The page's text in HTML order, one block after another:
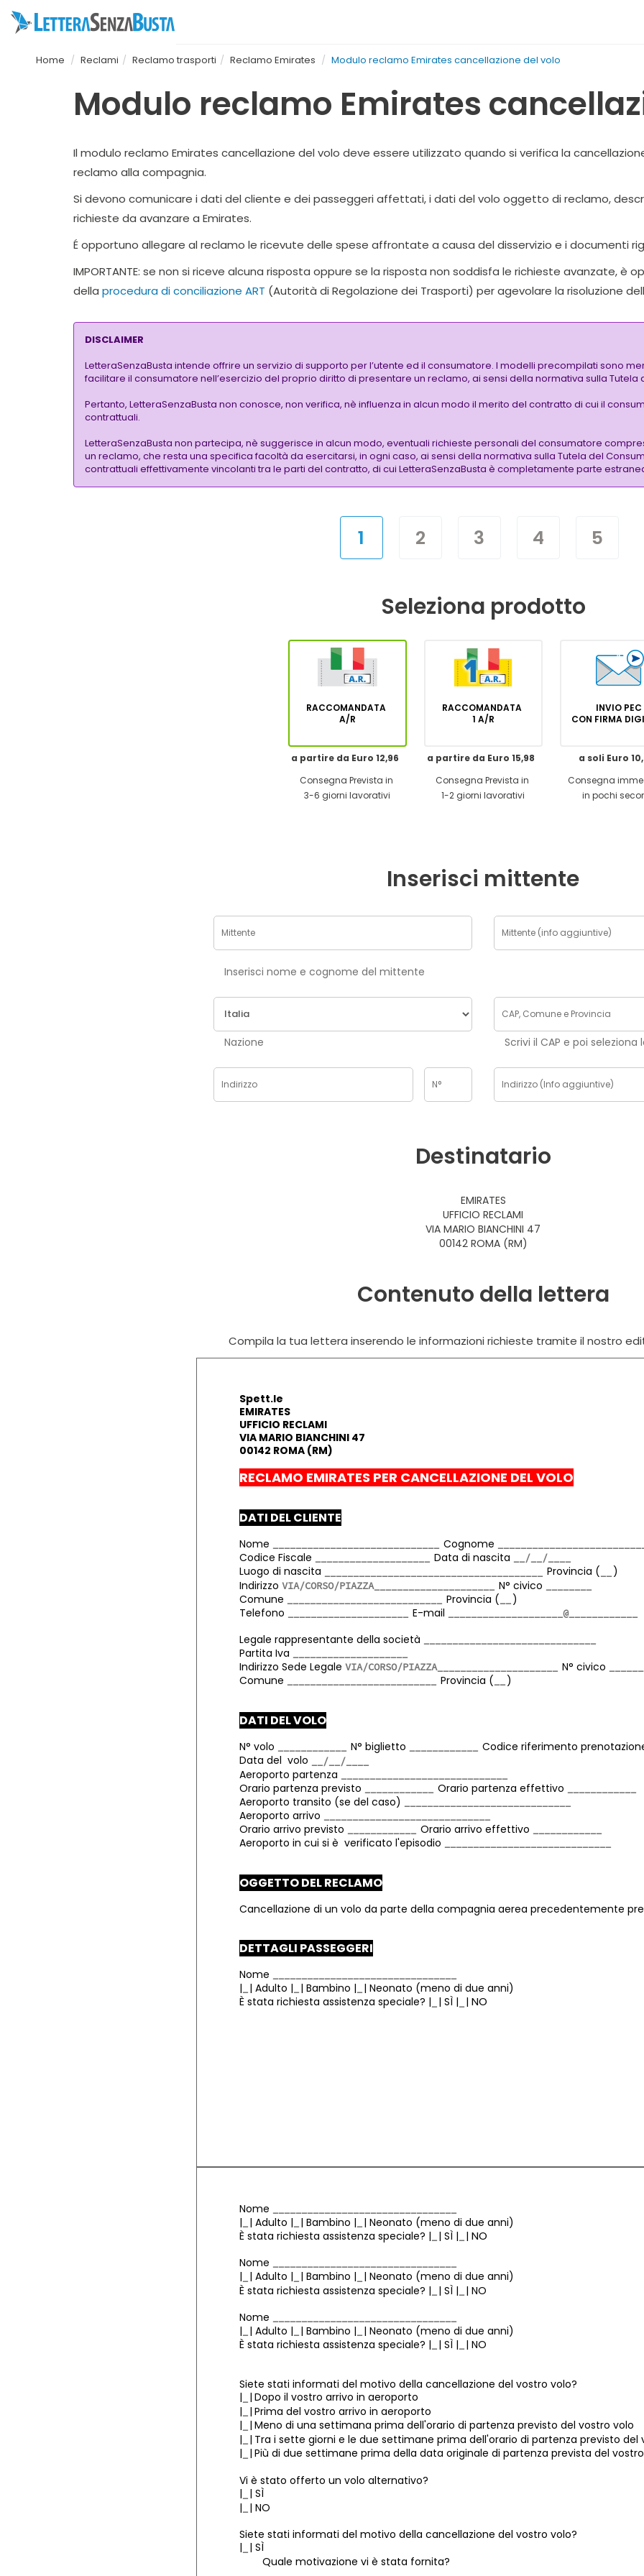
Home Reclami Reclamo trasporti Reclamo Emirates Modulo reclamo Emirates cancellazione del volo
Modulo reclamo Emirates
Il modulo reclamo Emirates cancellazione del volo deve essere utilizzato quando si verifica la
reclamo alla compagnia.
Si devono comunicare i dati del cliente e dei passeggeri affettati, i dati del volo oggetto di reclamo,
richieste da avanzare a Emirates.
É opportuno allegare al reclamo le ricevute delle spese affrontate a causa del disservizio e i documenti
IMPORTANTE: se non si riceve alcuna risposta oppure se la risposta non soddisfa le richieste avanzate, è
della procedura di conciliazione ART (Autorità di Regolazione dei Trasporti) per agevolare la risoluzione
DISCLAIMER
LetteraSenzaBusta intende offrire un servizio di supporto per l’utente ed il consumatore. I modelli precompilati sono
facilitare il consumatore nell’esercizio del proprio diritto di presentare un reclamo, ai sensi della normativa sulla Tutela
Pertanto, LetteraSenzaBusta non conosce, non verifica, nè influenza in alcun modo il merito del contratto di cui il
contrattuali.
LetteraSenzaBusta non partecipa, nè suggerisce in alcun modo, eventuali richieste personali del consumatore
un reclamo, che resta una specifica facoltà da esercitarsi, in ogni caso, ai sensi della normativa sulla Tutela del
contrattuali effettivamente vincolanti tra le parti del contratto, di cui LetteraSenzaBusta è completamente parte
1 2 3 4 5
Seleziona prodotto
RACCOMANDATA
A/R
a partire da Euro 12,96
Consegna Prevista in
3-6 giorni lavorativi
RACCOMANDATA
1 A/R
a partire da Euro 15,98
Consegna Prevista in
1-2 giorni lavorativi
INVIO PEC
CON FIRMA
a soli Euro
Consegna
in pochi
Inserisci mittente
Inserisci nome e cognome del mittente
Nazione Scrivi il CAP e poi
Destinatario
EMIRATES
UFFICIO RECLAMI
VIA MARIO BIANCHINI 47
00142 ROMA (RM)
Contenuto della lettera
Compila la tua lettera inserendo le informazioni richieste tramite il nostro
Spett.le
EMIRATES
UFFICIO RECLAMI
VIA MARIO BIANCHINI 47
00142 ROMA (RM)
RECLAMO EMIRATES PER CANCELLAZIONE DEL VOLO
DATI DEL CLIENTE
Nome
Cognome
Codice Fiscale
Data di nascita
Luogo di nascita
Provincia (
)
Indirizzo
N° civico
Comune
Provincia (
)
Telefono
E-mail
Legale rappresentante della società
Partita Iva
Indirizzo Sede Legale
N° civico
Comune
Provincia ( )
DATI DEL VOLO
N° volo N° biglietto
Codice riferimento
Data del volo
Aeroporto partenza
Orario partenza previsto
Orario partenza effettivo
Aeroporto transito (se del caso)
Aeroporto arrivo
Orario arrivo previsto
Orario arrivo effettivo
Aeroporto in cui si è verificato l'episodio
OGGETTO DEL RECLAMO
Cancellazione di un volo da parte della compagnia aerea precedentemente
DETTAGLI PASSEGGERI
Nome
| | Adulto | | Bambino | | Neonato (meno di due anni)
È stata richiesta assistenza speciale? | | SÌ | | NO
Nome
| | Adulto | | Bambino | | Neonato (meno di due anni)
È stata richiesta assistenza speciale? | | SÌ | | NO
Nome
| | Adulto | | Bambino | | Neonato (meno di due anni)
È stata richiesta assistenza speciale? | | SÌ | | NO
Nome
| | Adulto | | Bambino | | Neonato (meno di due anni)
È stata richiesta assistenza speciale? | | SÌ | | NO
Siete stati informati del motivo della cancellazione del vostro volo?
| | Dopo il vostro arrivo in aeroporto
| | Prima del vostro arrivo in aeroporto
| | Meno di una settimana prima dell'orario di partenza previsto del vostro volo
| | Tra i sette giorni e le due settimane prima dell'orario di partenza previsto del
| | Più di due settimane prima della data originale di partenza prevista del
Vi è stato offerto un volo alternativo?
| | SÌ
| | NO
Siete stati informati del motivo della cancellazione del vostro volo?
| | SÌ
Quale motivazione vi è stata fornita?